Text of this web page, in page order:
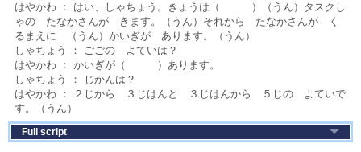
はやかわ ： はい、しゃちょう。きょうは（ ）（うん）タスクし
ゃの たなかさんが きます。（うん）それから たなかさんが く
るまえに （うん）かいぎが あります。（うん）
しゃちょう ： ごごの よていは？
はやかわ ： かいぎが（ ）あります。
しゃちょう ： じかんは？
はやかわ ： ２じから ３じはんと ３じはんから ５じの よていで
す。（うん）
Full script